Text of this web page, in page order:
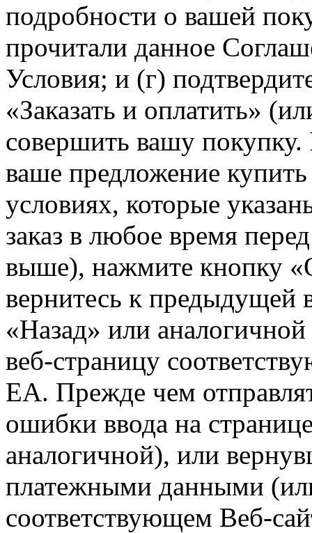
подробности о вашей
прочитали данное
Условия; и (г)
«Заказать и оплатить»
совершить вашу покупку.
ваше предложение
условиях, которые
заказ в любое время
выше), нажмите кнопку
вернитесь к предыдущей
«Назад» или аналогичной
веб-страницу
EA. Прежде чем
ошибки ввода на
аналогичной), или
платежными данными
соответствующем Веб-